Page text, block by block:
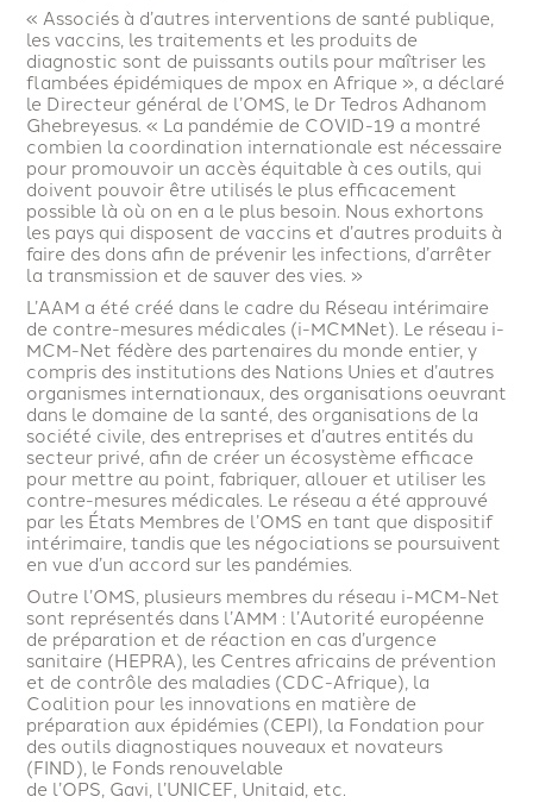
« Associés à d’autres interventions de santé publique,
les vaccins, les traitements et les produits de
diagnostic sont de puissants outils pour maîtriser les
flambées épidémiques de mpox en Afrique », a déclaré
le Directeur général de l’OMS, le Dr Tedros Adhanom
Ghebreyesus. « La pandémie de COVID-19 a montré
combien la coordination internationale est nécessaire
pour promouvoir un accès équitable à ces outils, qui
doivent pouvoir être utilisés le plus efficacement
possible là où on en a le plus besoin. Nous exhortons
les pays qui disposent de vaccins et d’autres produits à
faire des dons afin de prévenir les infections, d’arrêter
la transmission et de sauver des vies. »
L’AAM a été créé dans le cadre du Réseau intérimaire
de contre-mesures médicales (i-MCMNet). Le réseau i-
MCM-Net fédère des partenaires du monde entier, y
compris des institutions des Nations Unies et d’autres
organismes internationaux, des organisations oeuvrant
dans le domaine de la santé, des organisations de la
société civile, des entreprises et d’autres entités du
secteur privé, afin de créer un écosystème efficace
pour mettre au point, fabriquer, allouer et utiliser les
contre-mesures médicales. Le réseau a été approuvé
par les États Membres de l’OMS en tant que dispositif
intérimaire, tandis que les négociations se poursuivent
en vue d’un accord sur les pandémies.
Outre l’OMS, plusieurs membres du réseau i-MCM-Net
sont représentés dans l’AMM : l’Autorité européenne
de préparation et de réaction en cas d’urgence
sanitaire (HEPRA), les Centres africains de prévention
et de contrôle des maladies (CDC-Afrique), la
Coalition pour les innovations en matière de
préparation aux épidémies (CEPI), la Fondation pour
des outils diagnostiques nouveaux et novateurs
(FIND), le Fonds renouvelable
de l’OPS, Gavi, l’UNICEF, Unitaid, etc.